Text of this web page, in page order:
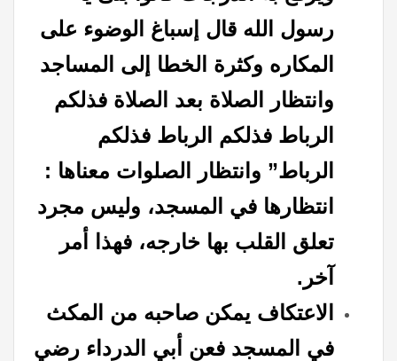
رسول الله قال إسباغ الوضوء على
المكاره وكثرة الخطا إلى المساجد
وانتظار الصلاة بعد الصلاة فذلكم
الرباط فذلكم الرباط فذلكم
الرباط” وانتظار الصلوات معناها :
انتظارها في المسجد، وليس مجرد
تعلق القلب بها خارجه، فهذا أمر
آخر.
الاعتكاف يمكن صاحبه من المكث
في المسجد فعن أبي الدرداء رضي